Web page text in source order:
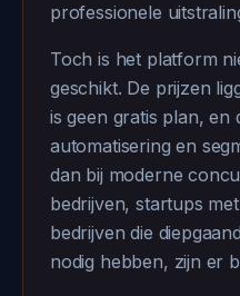
professionele
Toch is het platform
geschikt. De prijzen
is geen gratis plan, en
automatisering en
dan bij moderne
bedrijven, startups
bedrijven die
nodig hebben, zijn er